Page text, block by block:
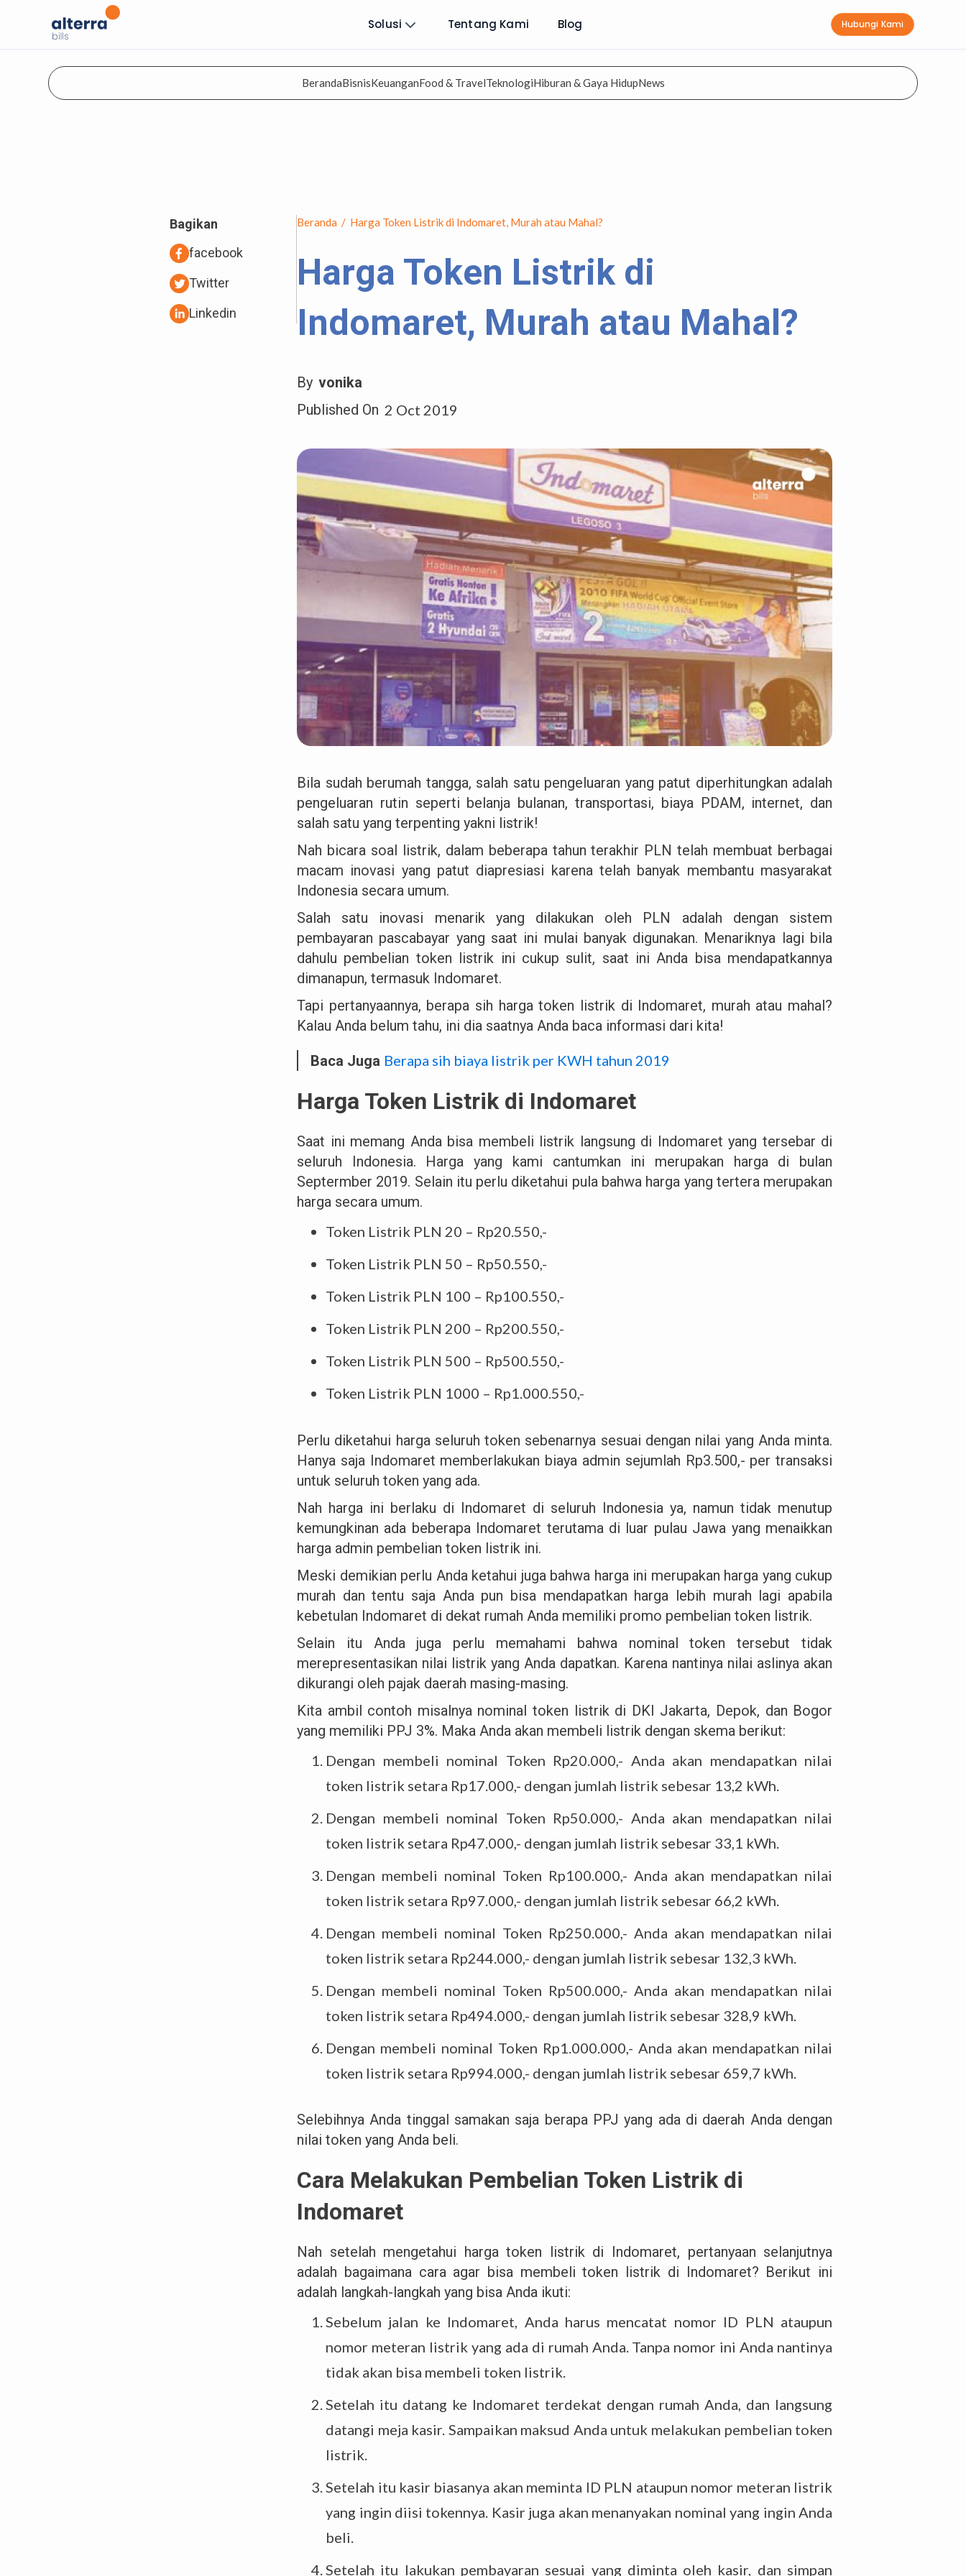
Solusi Tentang Kami Blog Hubungi Kami
BerandaBisnisKeuanganFood & TravelTeknologiHiburan & Gaya HidupNews
Bagikan
facebook
Twitter
Linkedin
Beranda / Harga Token Listrik di Indomaret, Murah atau Mahal?
Harga Token Listrik di
Indomaret, Murah atau Mahal?
By vonika
Published On 2 Oct 2019
Bila sudah berumah tangga, salah satu pengeluaran yang patut diperhitungkan adalah
pengeluaran rutin seperti belanja bulanan, transportasi, biaya PDAM, internet, dan
salah satu yang terpenting yakni listrik!
Nah bicara soal listrik, dalam beberapa tahun terakhir PLN telah membuat berbagai
macam inovasi yang patut diapresiasi karena telah banyak membantu masyarakat
Indonesia secara umum.
Salah satu inovasi menarik yang dilakukan oleh PLN adalah dengan sistem
pembayaran pascabayar yang saat ini mulai banyak digunakan. Menariknya lagi bila
dahulu pembelian token listrik ini cukup sulit, saat ini Anda bisa mendapatkannya
dimanapun, termasuk Indomaret.
Tapi pertanyaannya, berapa sih harga token listrik di Indomaret, murah atau mahal?
Kalau Anda belum tahu, ini dia saatnya Anda baca informasi dari kita!
Baca Juga Berapa sih biaya listrik per KWH tahun 2019
Harga Token Listrik di Indomaret
Saat ini memang Anda bisa membeli listrik langsung di Indomaret yang tersebar di
seluruh Indonesia. Harga yang kami cantumkan ini merupakan harga di bulan
Septermber 2019. Selain itu perlu diketahui pula bahwa harga yang tertera merupakan
harga secara umum.
Token Listrik PLN 20 – Rp20.550,-
Token Listrik PLN 50 – Rp50.550,-
Token Listrik PLN 100 – Rp100.550,-
Token Listrik PLN 200 – Rp200.550,-
Token Listrik PLN 500 – Rp500.550,-
Token Listrik PLN 1000 – Rp1.000.550,-
Perlu diketahui harga seluruh token sebenarnya sesuai dengan nilai yang Anda minta.
Hanya saja Indomaret memberlakukan biaya admin sejumlah Rp3.500,- per transaksi
untuk seluruh token yang ada.
Nah harga ini berlaku di Indomaret di seluruh Indonesia ya, namun tidak menutup
kemungkinan ada beberapa Indomaret terutama di luar pulau Jawa yang menaikkan
harga admin pembelian token listrik ini.
Meski demikian perlu Anda ketahui juga bahwa harga ini merupakan harga yang cukup
murah dan tentu saja Anda pun bisa mendapatkan harga lebih murah lagi apabila
kebetulan Indomaret di dekat rumah Anda memiliki promo pembelian token listrik.
Selain itu Anda juga perlu memahami bahwa nominal token tersebut tidak
merepresentasikan nilai listrik yang Anda dapatkan. Karena nantinya nilai aslinya akan
dikurangi oleh pajak daerah masing-masing.
Kita ambil contoh misalnya nominal token listrik di DKI Jakarta, Depok, dan Bogor
yang memiliki PPJ 3%. Maka Anda akan membeli listrik dengan skema berikut:
Dengan membeli nominal Token Rp20.000,- Anda akan mendapatkan nilai
token listrik setara Rp17.000,- dengan jumlah listrik sebesar 13,2 kWh.
Dengan membeli nominal Token Rp50.000,- Anda akan mendapatkan nilai
token listrik setara Rp47.000,- dengan jumlah listrik sebesar 33,1 kWh.
Dengan membeli nominal Token Rp100.000,- Anda akan mendapatkan nilai
token listrik setara Rp97.000,- dengan jumlah listrik sebesar 66,2 kWh.
Dengan membeli nominal Token Rp250.000,- Anda akan mendapatkan nilai
token listrik setara Rp244.000,- dengan jumlah listrik sebesar 132,3 kWh.
Dengan membeli nominal Token Rp500.000,- Anda akan mendapatkan nilai
token listrik setara Rp494.000,- dengan jumlah listrik sebesar 328,9 kWh.
Dengan membeli nominal Token Rp1.000.000,- Anda akan mendapatkan nilai
token listrik setara Rp994.000,- dengan jumlah listrik sebesar 659,7 kWh.
Selebihnya Anda tinggal samakan saja berapa PPJ yang ada di daerah Anda dengan
nilai token yang Anda beli.
Cara Melakukan Pembelian Token Listrik di
Indomaret
Nah setelah mengetahui harga token listrik di Indomaret, pertanyaan selanjutnya
adalah bagaimana cara agar bisa membeli token listrik di Indomaret? Berikut ini
adalah langkah-langkah yang bisa Anda ikuti:
Sebelum jalan ke Indomaret, Anda harus mencatat nomor ID PLN ataupun
nomor meteran listrik yang ada di rumah Anda. Tanpa nomor ini Anda nantinya
tidak akan bisa membeli token listrik.
Setelah itu datang ke Indomaret terdekat dengan rumah Anda, dan langsung
datangi meja kasir. Sampaikan maksud Anda untuk melakukan pembelian token
listrik.
Setelah itu kasir biasanya akan meminta ID PLN ataupun nomor meteran listrik
yang ingin diisi tokennya. Kasir juga akan menanyakan nominal yang ingin Anda
beli.
Setelah itu lakukan pembayaran sesuai yang diminta oleh kasir, dan simpan